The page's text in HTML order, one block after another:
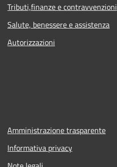
Tributi,finanze e contravvenzioni
Salute, benessere e assistenza
Autorizzazioni
Amministrazione trasparente
Informativa privacy